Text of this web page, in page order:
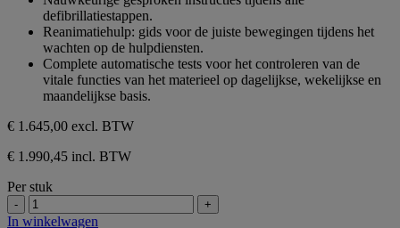
defibrillatiestappen.
Reanimatiehulp: gids voor de juiste bewegingen tijdens het
wachten op de hulpdiensten.
Complete automatische tests voor het controleren van de
vitale functies van het materieel op dagelijkse, wekelijkse en
maandelijkse basis.
€ 1.645,00 excl. BTW
€ 1.990,45 incl. BTW
Per stuk
- +
In winkelwagen